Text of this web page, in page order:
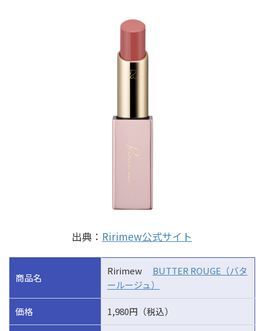
出典： Ririmew公式サイト
商品名
Ririmew BUTTER ROUGE（バタ
ールージュ）
価格 1,980円（税込）